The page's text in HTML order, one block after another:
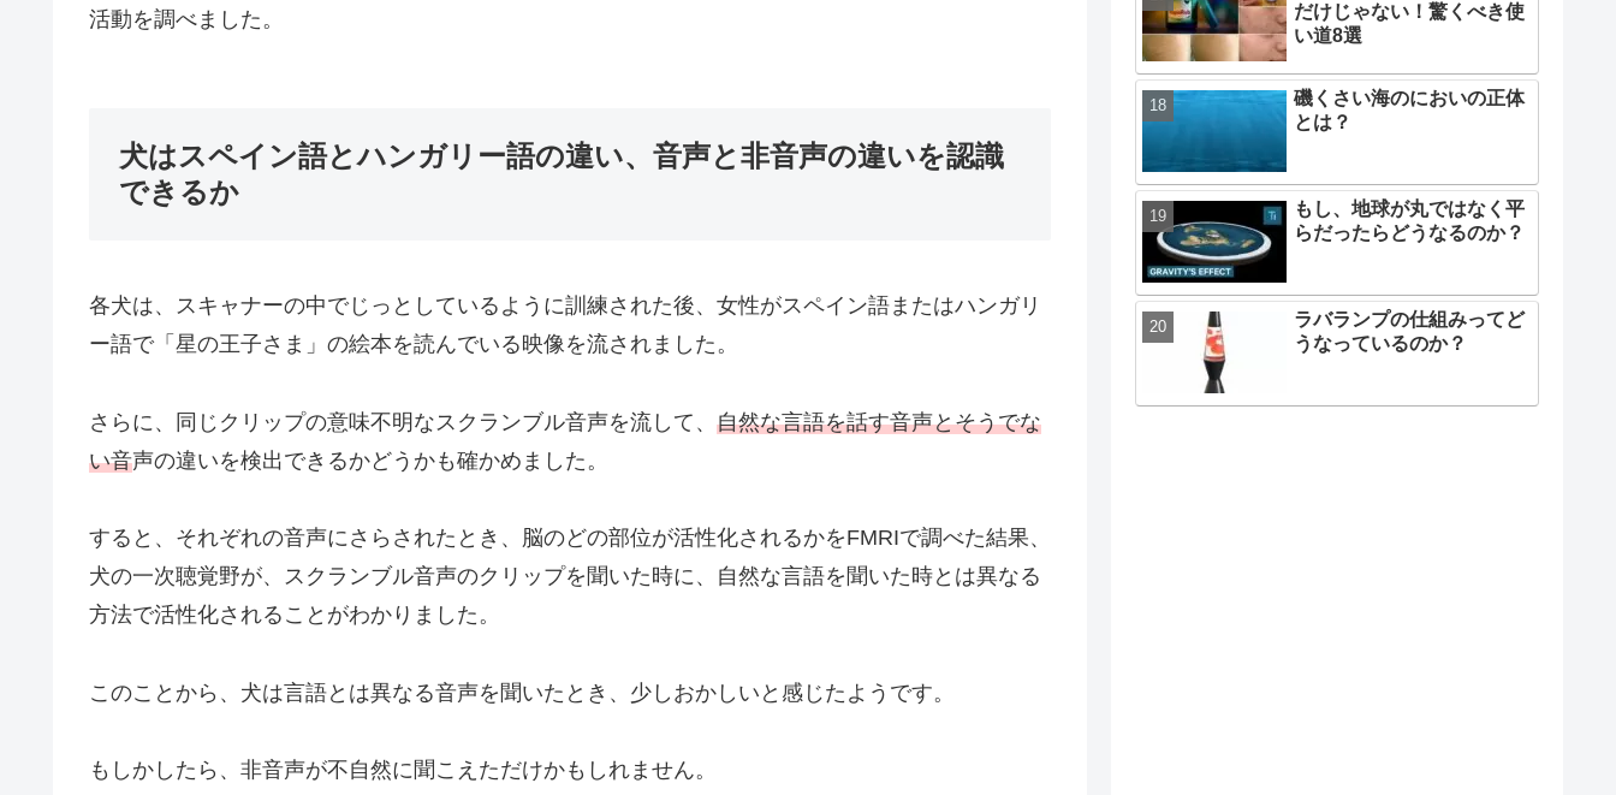
活動を調べました。
犬はスペイン語とハンガリー語の違い、音声と非音声の違いを認識
できるか
各犬は、スキャナーの中でじっとしているように訓練された後、女性がスペイン語またはハンガリ
ー語で「星の王子さま」の絵本を読んでいる映像を流されました。
さらに、同じクリップの意味不明なスクランブル音声を流して、 自然な言語を話す音声とそうでな
い音声の違いを検出できるかどうかも確かめました。
すると、それぞれの音声にさらされたとき、脳のどの部位が活性化されるかをFMRIで調べた結果、
犬の一次聴覚野が、スクランブル音声のクリップを聞いた時に、自然な言語を聞いた時とは異なる
方法で活性化されることがわかりました。
このことから、犬は言語とは異なる音声を聞いたとき、少しおかしいと感じたようです。
もしかしたら、非音声が不自然に聞こえただけかもしれません。
だけじゃない！驚くべき使
い道8選
磯くさい海のにおいの正体
とは？
もし、地球が丸ではなく平
らだったらどうなるのか？
ラバランプの仕組みってど
うなっているのか？